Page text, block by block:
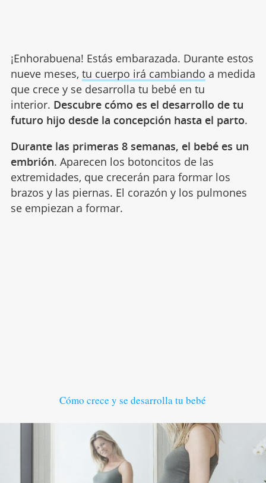
¡Enhorabuena! Estás embarazada. Durante estos
nueve meses, tu cuerpo irá cambiando a medida
que crece y se desarrolla tu bebé en tu
interior. Descubre cómo es el desarrollo de tu
futuro hijo desde la concepción hasta el parto.
Durante las primeras 8 semanas, el bebé es un
embrión. Aparecen los botoncitos de las
extremidades, que crecerán para formar los
brazos y las piernas. El corazón y los pulmones
se empiezan a formar.
Cómo crece y se desarrolla tu bebé